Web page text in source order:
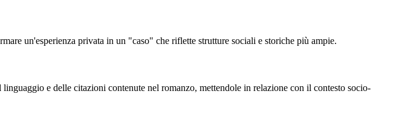
un'esperienza privata in un "caso" che riflette strutture sociali e storiche più ampie.
e delle citazioni contenute nel romanzo, mettendole in relazione con il contesto socio-